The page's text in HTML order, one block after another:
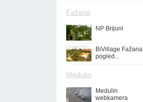
Fažana
NP Brijuni
BiVillage Fažana
pogled...
Medulin
Medulin
webkamera